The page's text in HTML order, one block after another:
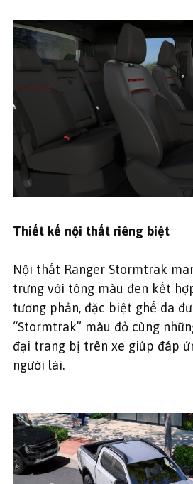
Thiết kế nội thất riêng biệt
Nội thất Ranger Stormtrak
trưng với tông màu đen kết
tương phản, đặc biệt ghế da
“Stormtrak” màu đỏ cùng
đại trang bị trên xe giúp đáp
người lái.